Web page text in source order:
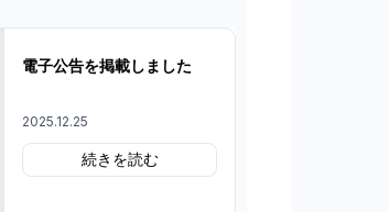
電子公告を掲載しました
2025.12.25
続きを読む